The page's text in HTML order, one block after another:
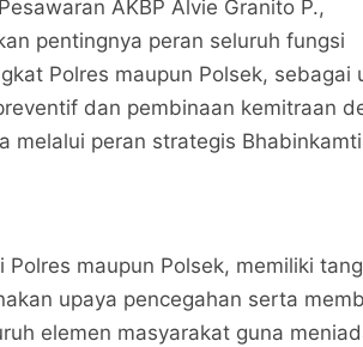
2026
Bagikan ke media lain
AKBP Alvie Granito P.,
pentingnya peran seluruh fungsi
Polres maupun Polsek, sebagai
dan pembinaan kemitraan
melalui peran strategis
Polres maupun Polsek, memiliki
upaya pencegahan serta
elemen masyarakat guna
2026
Bagikan ke media lain